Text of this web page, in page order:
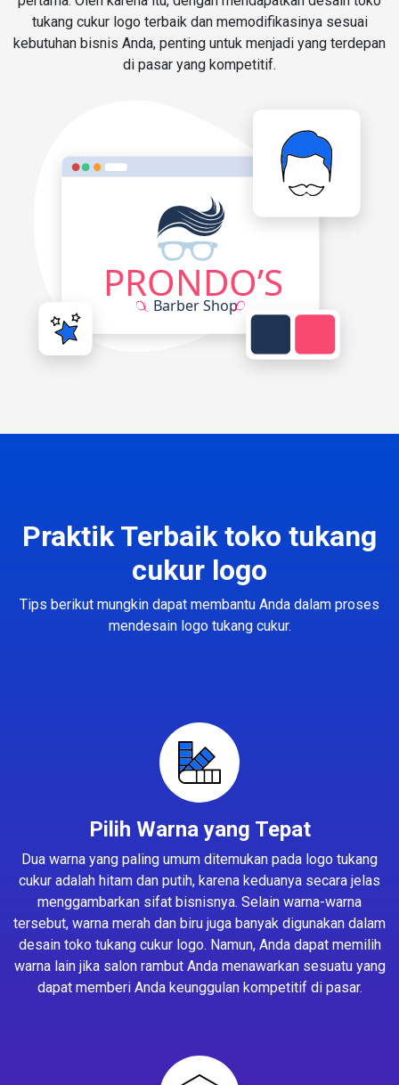
tukang cukur logo terbaik dan memodifikasinya sesuai
kebutuhan bisnis Anda, penting untuk menjadi yang terdepan
di pasar yang kompetitif.
Praktik Terbaik toko tukang
cukur logo
Tips berikut mungkin dapat membantu Anda dalam proses
mendesain logo tukang cukur.
Pilih Warna yang Tepat
Dua warna yang paling umum ditemukan pada logo tukang
cukur adalah hitam dan putih, karena keduanya secara jelas
menggambarkan sifat bisnisnya. Selain warna-warna
tersebut, warna merah dan biru juga banyak digunakan dalam
desain toko tukang cukur logo. Namun, Anda dapat memilih
warna lain jika salon rambut Anda menawarkan sesuatu yang
dapat memberi Anda keunggulan kompetitif di pasar.